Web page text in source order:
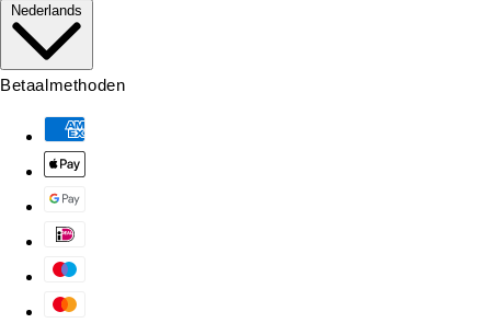
Nederlands
Betaalmethoden